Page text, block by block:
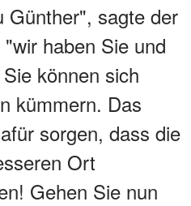
Günther", sagte der
haben Sie und
können sich
kümmern. Das
sorgen, dass die
Ort
Gehen Sie nun